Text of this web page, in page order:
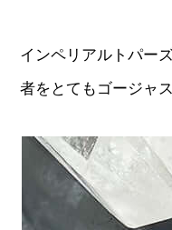
インペリアルトパー
者をとてもゴージャ